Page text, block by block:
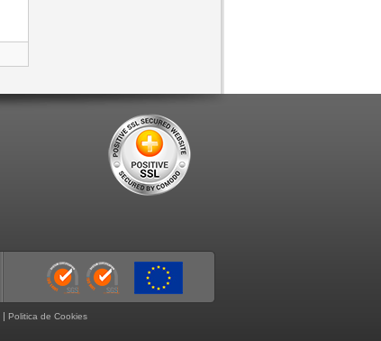
| Politica de Cookies